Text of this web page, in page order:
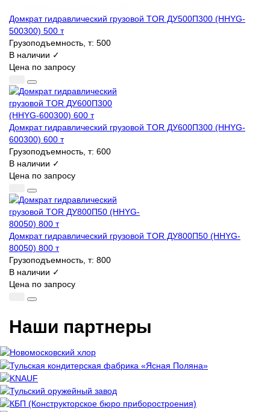
Домкрат гидравлический грузовой TOR ДУ500П300 (HHYG-
500300) 500 т
Грузоподъемность, т: 500
В наличии ✓
Цена по запросу
Домкрат гидравлический грузовой TOR ДУ600П300 (HHYG-
600300) 600 т
Грузоподъемность, т: 600
В наличии ✓
Цена по запросу
Домкрат гидравлический грузовой TOR ДУ800П50 (HHYG-
80050) 800 т
Грузоподъемность, т: 800
В наличии ✓
Цена по запросу
Наши партнеры